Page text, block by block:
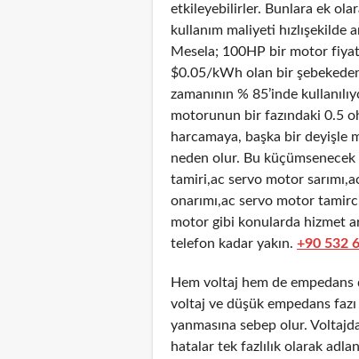
etkileyebilirler. Bunlara ek
kullanım maliyeti hızlışekilde
Mesela; 100HP bir motor
$0.05/kWh olan bir
zamanının % 85’inde
motorunun bir fazındaki 0.5
harcamaya, başka bir deyişle
neden olur. Bu
tamiri,ac servo motor
onarımı,ac servo motor
motor gibi konularda hizmet
telefon kadar yakın. +90 532
Hem voltaj hem de
voltaj ve düşük empedans fazı
yanmasına sebep olur.
hatalar tek fazlılık olarak